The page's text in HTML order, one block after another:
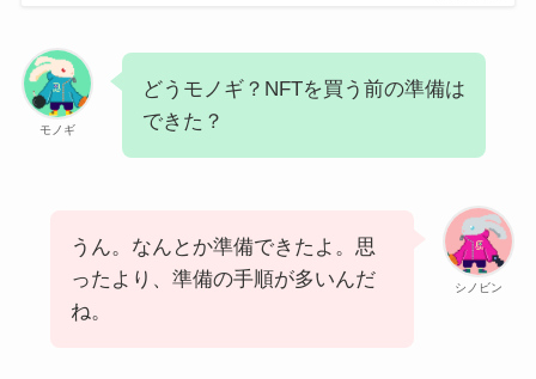
モノギ
どうモノギ？NFTを買う前の準備は
できた？
シノビン
うん。なんとか準備できたよ。思
ったより、準備の手順が多いんだ
ね。